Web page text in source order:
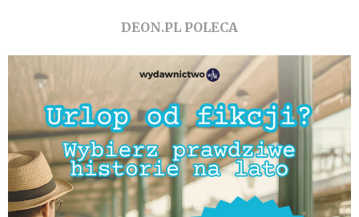
DEON.PL POLECA